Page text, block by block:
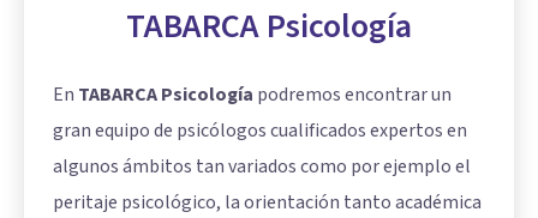
TABARCA Psicología
En TABARCA Psicología podremos encontrar un
gran equipo de psicólogos cualificados expertos en
algunos ámbitos tan variados como por ejemplo el
peritaje psicológico, la orientación tanto académica